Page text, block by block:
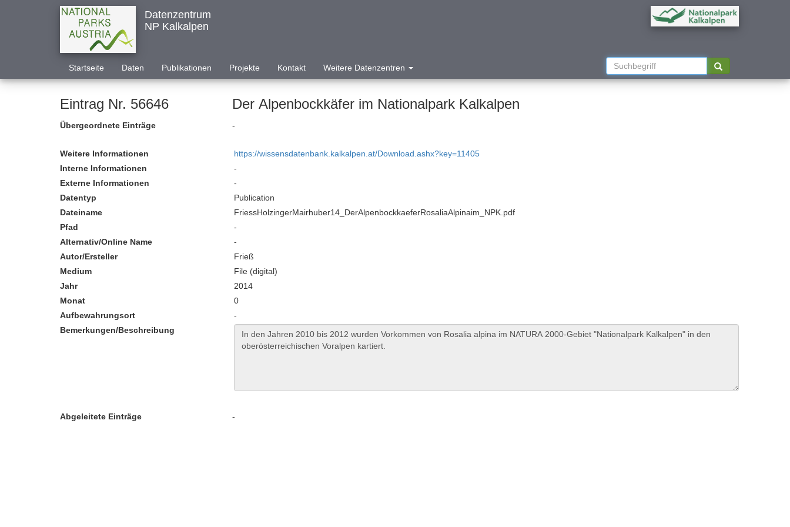
Datenzentrum
NP Kalkalpen
Startseite Daten Publikationen Projekte Kontakt Weitere Datenzentren
Eintrag Nr. 56646 Der Alpenbockkäfer im Nationalpark Kalkalpen
Übergeordnete Einträge -
Weitere Informationen
https://wissensdatenbank.kalkalpen.at/Download.ashx?key=11405
Interne Informationen
-
Externe Informationen
-
Datentyp
Publication
Dateiname
FriessHolzingerMairhuber14_DerAlpenbockkaeferRosaliaAlpinaim_NPK.pdf
Pfad
-
Alternativ/Online Name
-
Autor/Ersteller
Frieß
Medium
File (digital)
Jahr
2014
Monat
0
Aufbewahrungsort
-
Bemerkungen/Beschreibung
Abgeleitete Einträge -